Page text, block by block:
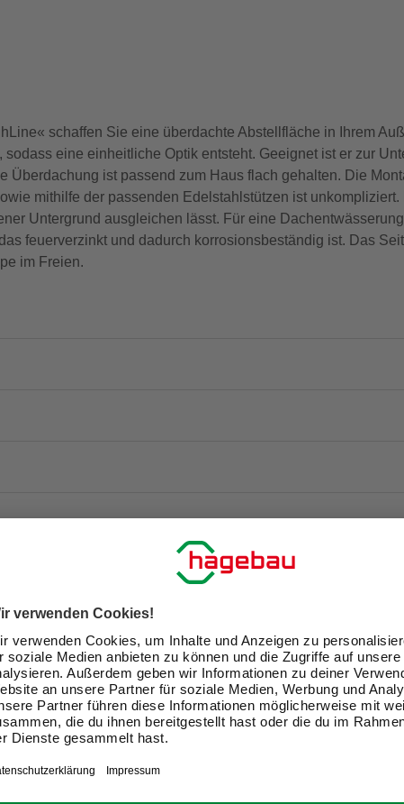
schaffen Sie eine überdachte Abstellfläche in Ihrem
eine einheitliche Optik entsteht. Geeignet ist er zur
Überdachung ist passend zum Haus flach gehalten. Die
mithilfe der passenden Edelstahlstützen ist
Untergrund ausgleichen lässt. Für eine
feuerverzinkt und dadurch korrosionsbeständig ist. Das
im Freien.